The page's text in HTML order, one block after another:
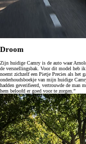
Droom
Zijn huidige Camry is de auto waar
de versnellingsbak. Voor dit model heb ik
noemt zichzelf een Pietje Precies als het
onderhoudsboekje van mijn huidige
hadden geverifieerd, vertrouwde de man
hem beloofd er goed voor te zorgen.”